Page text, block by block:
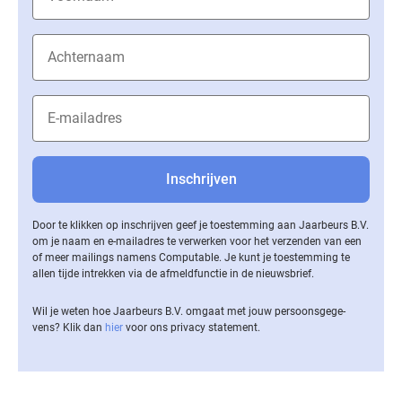
Door te klikken op inschrijven geef je toestemming aan Jaarbeurs B.V.
om je naam en e-mailadres te verwerken voor het verzenden van een
of meer mailings namens Computable. Je kunt je toestemming te
allen tijde intrekken via de af­meld­func­tie in de nieuwsbrief.
Wil je weten hoe Jaarbeurs B.V. omgaat met jouw per­soons­ge­ge­
vens? Klik dan hier voor ons privacy statement.